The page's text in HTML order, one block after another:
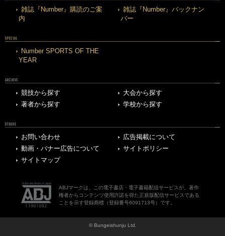
雑誌『Number』購読のご案
内
雑誌『Number』バックナン
バー
SPECIAL
Number SPORTS OF THE
YEAR
ARCHIVE
競技から探す
大会から探す
著者から探す
学校から探す
OTHERS
お問い合わせ
広告掲載について
動画・バナー広告について
サイトポリシー
サイトマップ
ABJマークは、この電子書店・電子書籍配信サービスが、著作
権者からコンテンツ使用許諾を得た正規版配信サービスである
ことを示す登録商標（登録番号6091713号）です。
© Bungeishunju Ltd.